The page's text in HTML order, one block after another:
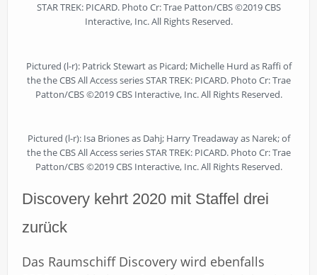
STAR TREK: PICARD. Photo Cr: Trae Patton/CBS ©2019 CBS
Interactive, Inc. All Rights Reserved.
Pictured (l-r): Patrick Stewart as Picard; Michelle Hurd as Raffi of
the the CBS All Access series STAR TREK: PICARD. Photo Cr: Trae
Patton/CBS ©2019 CBS Interactive, Inc. All Rights Reserved.
Pictured (l-r): Isa Briones as Dahj; Harry Treadaway as Narek; of
the the CBS All Access series STAR TREK: PICARD. Photo Cr: Trae
Patton/CBS ©2019 CBS Interactive, Inc. All Rights Reserved.
Discovery kehrt 2020 mit Staffel drei
zurück
Das Raumschiff Discovery wird ebenfalls